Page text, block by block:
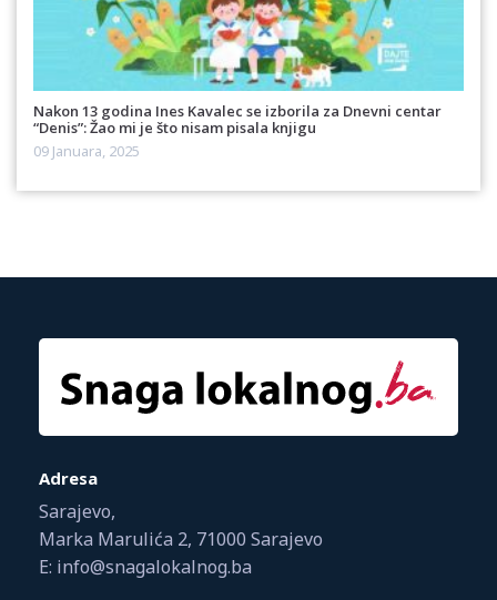
Nakon 13 godina Ines Kavalec se izborila za Dnevni centar
“Denis”: Žao mi je što nisam pisala knjigu
09 Januara, 2025
Adresa
Sarajevo,
Marka Marulića 2, 71000 Sarajevo
E: info@snagalokalnog.ba